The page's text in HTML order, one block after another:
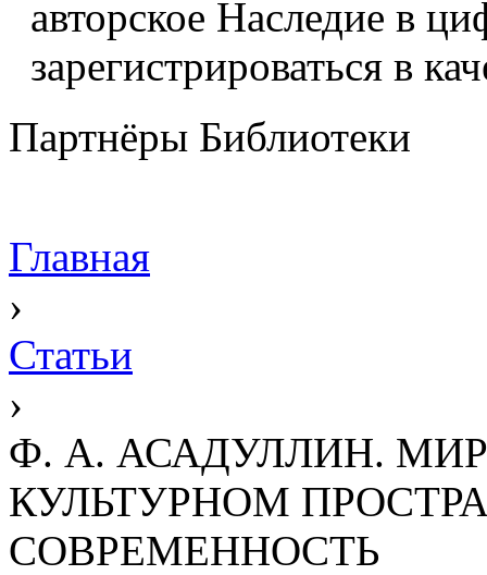
авторское Наследие в
зарегистрироваться в
Партнёры Библиотеки
Главная
›
Статьи
›
Ф. А. АСАДУЛЛИН.
КУЛЬТУРНОМ
СОВРЕМЕННОСТЬ